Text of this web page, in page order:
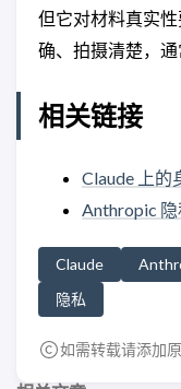
但它对材料真实
确、拍摄清楚，通
相关链接
Claude 上的
Anthropic
Claude
隐私
如需转载请添加